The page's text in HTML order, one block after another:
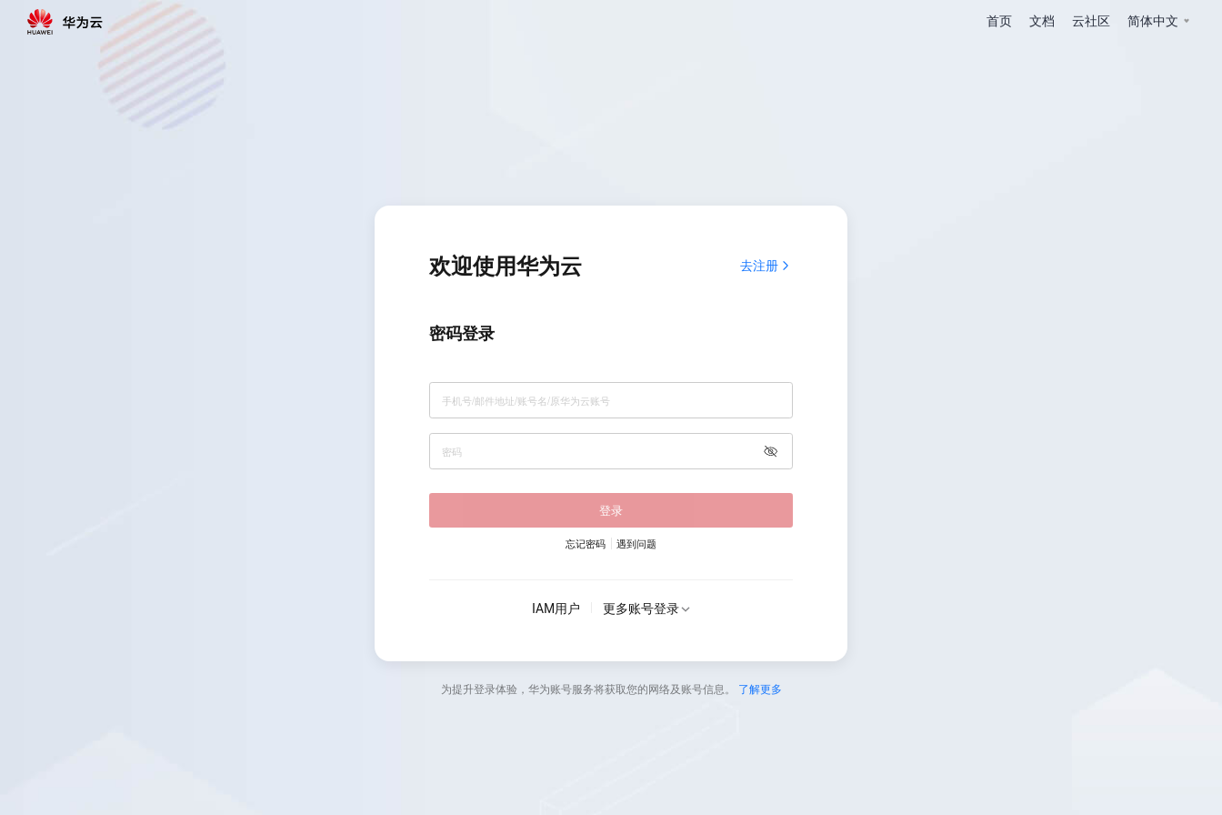
首页 文档 云社区 简体中文
欢迎使用华为云 去注册
密码登录
登录
忘记密码 遇到问题
IAM用户 更多账号登录
为提升登录体验，华为账号服务将获取您的网络及账号信息。 了解更多